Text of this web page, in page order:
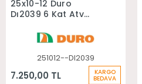
25x10-12 Duro
Dı2039 6 Kat Atv
251012--DI2039
7.250,00 TL KARGO
BEDAVA